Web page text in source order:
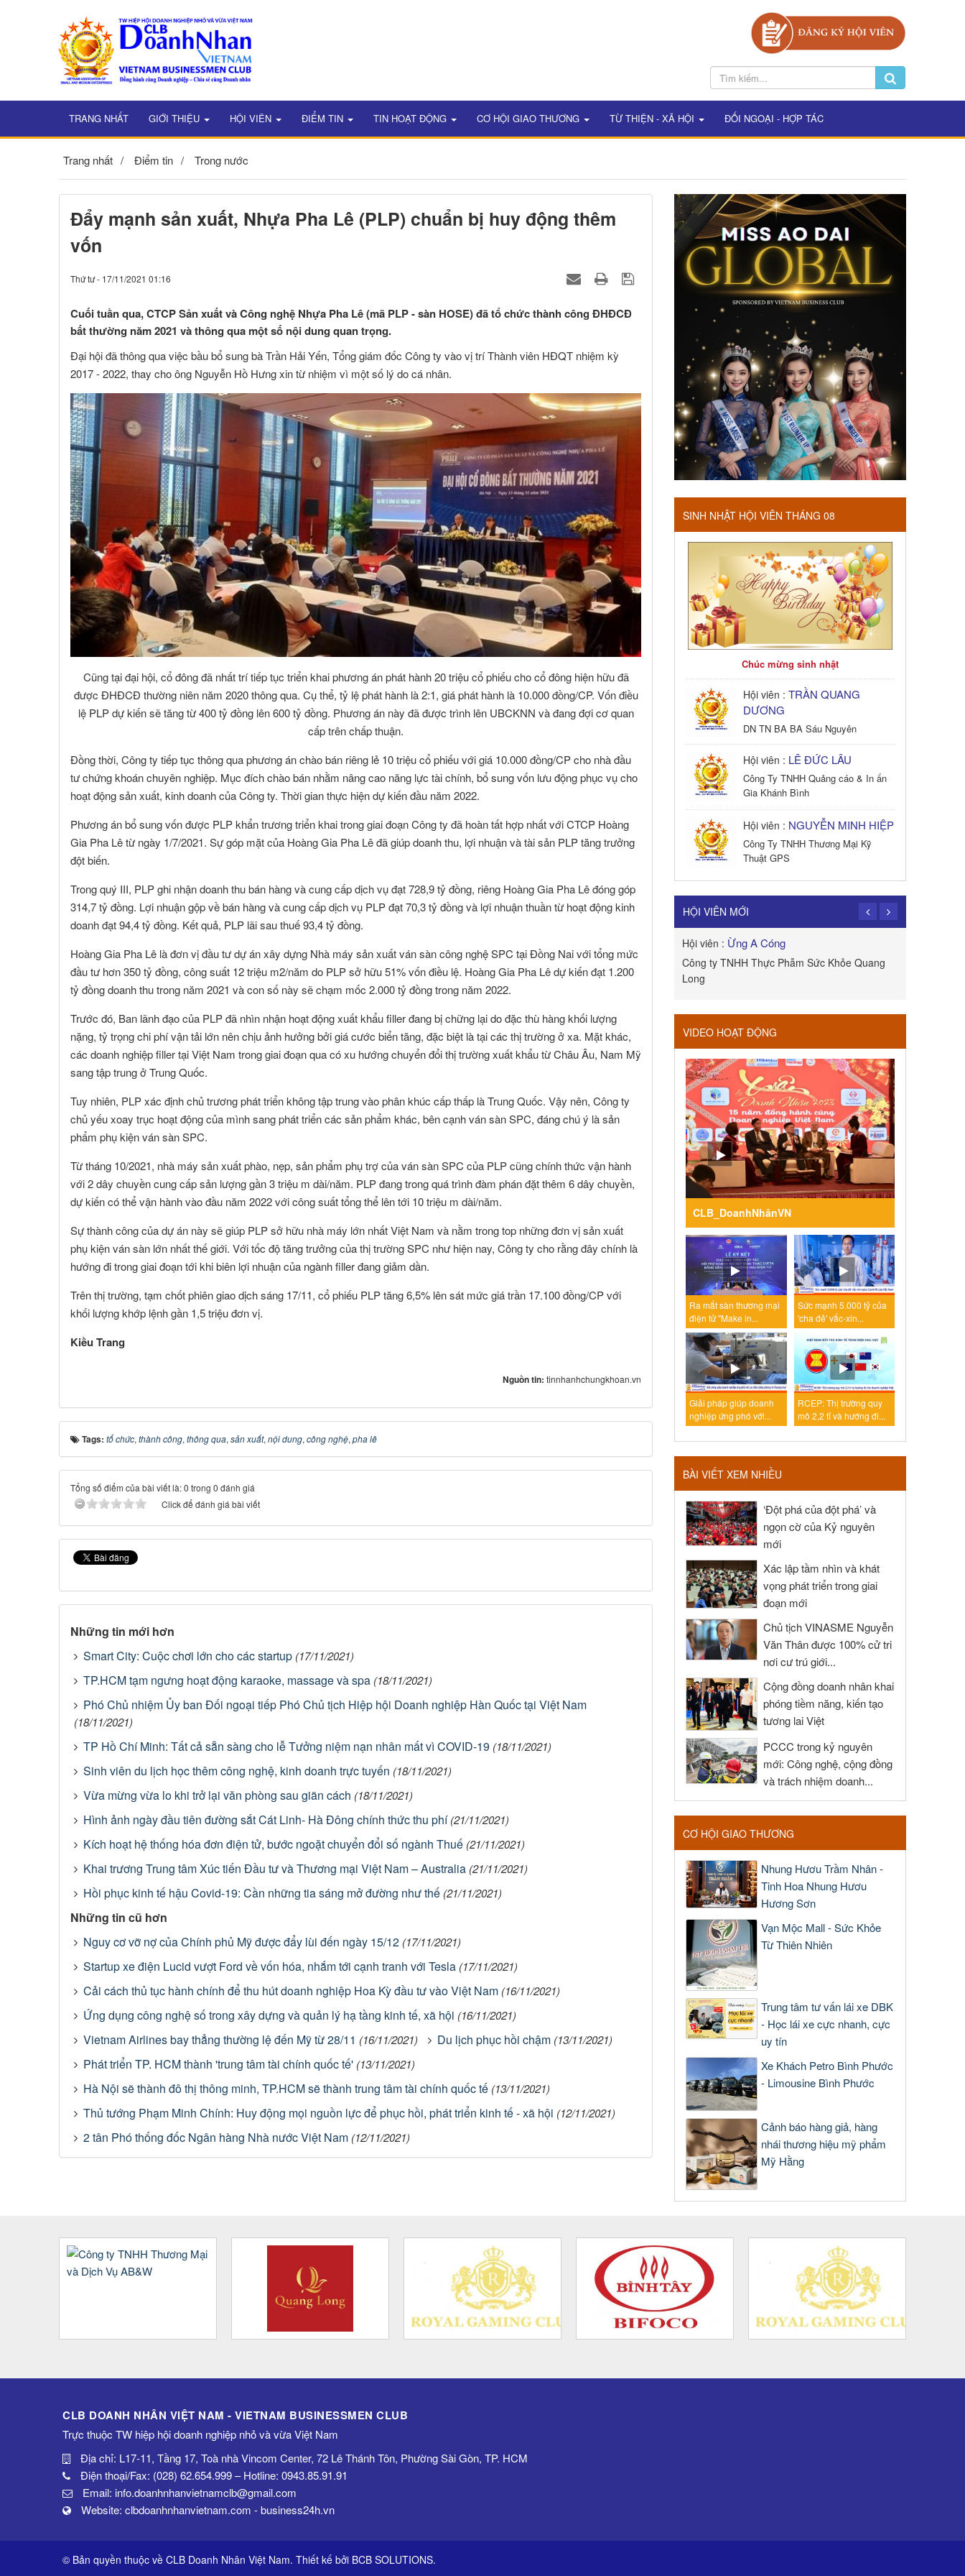
TRANG NHẤT GIỚI THIỆU HỘI VIÊN ĐIỂM TIN TIN HOẠT ĐỘNG CƠ HỘI GIAO THƯƠNG TỪ THIỆN - XÃ HỘI ĐỐI NGOẠI - HỢP TÁC
Trang nhất Điểm tin Trong nước
Đẩy mạnh sản xuất, Nhựa Pha Lê (PLP) chuẩn bị huy động thêm
vốn
Thứ tư - 17/11/2021 01:16
Cuối tuần qua, CTCP Sản xuất và Công nghệ Nhựa Pha Lê (mã PLP - sàn HOSE) đã tổ chức thành công ĐHĐCĐ
bất thường năm 2021 và thông qua một số nội dung quan trọng.
Đại hội đã thông qua việc bầu bổ sung bà Trần Hải Yến, Tổng giám đốc Công ty vào vị trí Thành viên HĐQT nhiệm kỳ
2017 - 2022, thay cho ông Nguyễn Hồ Hưng xin từ nhiệm vì một số lý do cá nhân.
Cũng tại đại hội, cổ đông đã nhất trí tiếp tục triển khai phương án phát hành 20 triệu cổ phiếu cho cổ đông hiện hữu đã
được ĐHĐCĐ thường niên năm 2020 thông qua. Cụ thể, tỷ lệ phát hành là 2:1, giá phát hành là 10.000 đồng/CP. Vốn điều
lệ PLP dự kiến sẽ tăng từ 400 tỷ đồng lên 600 tỷ đồng. Phương án này đã được trình lên UBCKNN và đang đợi cơ quan
cấp trên chấp thuận.
Đồng thời, Công ty tiếp tục thông qua phương án chào bán riêng lẻ 10 triệu cổ phiếu với giá 10.000 đồng/CP cho nhà đầu
tư chứng khoán chuyên nghiệp. Mục đích chào bán nhằm nâng cao năng lực tài chính, bổ sung vốn lưu động phục vụ cho
hoạt động sản xuất, kinh doanh của Công ty. Thời gian thực hiện dự kiến đầu năm 2022.
Phương án bổ sung vốn được PLP khẩn trương triển khai trong giai đoạn Công ty đã hoàn tất hợp nhất với CTCP Hoàng
Gia Pha Lê từ ngày 1/7/2021. Sự góp mặt của Hoàng Gia Pha Lê đã giúp doanh thu, lợi nhuận và tài sản PLP tăng trưởng
đột biến.
Trong quý III, PLP ghi nhận doanh thu bán hàng và cung cấp dịch vụ đạt 728,9 tỷ đồng, riêng Hoàng Gia Pha Lê đóng góp
314,7 tỷ đồng. Lợi nhuận gộp về bán hàng và cung cấp dịch vụ PLP đạt 70,3 tỷ đồng và lợi nhuận thuần từ hoạt động kinh
doanh đạt 94,4 tỷ đồng. Kết quả, PLP lãi sau thuế 93,4 tỷ đồng.
Hoàng Gia Pha Lê là đơn vị đầu tư dự án xây dựng Nhà máy sản xuất ván sàn công nghệ SPC tại Đồng Nai với tổng mức
đầu tư hơn 350 tỷ đồng, công suất 12 triệu m2/năm do PLP sở hữu 51% vốn điều lệ. Hoàng Gia Pha Lê dự kiến đạt 1.200
tỷ đồng doanh thu trong năm 2021 và con số này sẽ chạm mốc 2.000 tỷ đồng trong năm 2022.
Trước đó, Ban lãnh đạo của PLP đã nhìn nhận hoạt động xuất khẩu filler đang bị chững lại do đặc thù hàng khối lượng
nặng, tỷ trọng chi phí vận tải lớn nên chịu ảnh hưởng bởi giá cước biển tăng, đặc biệt là tại các thị trường ở xa. Mặt khác,
các doanh nghiệp filler tại Việt Nam trong giai đoạn qua có xu hướng chuyển đổi thị trường xuất khẩu từ Châu Âu, Nam Mỹ
sang tập trung ở Trung Quốc.
Tuy nhiên, PLP xác định chủ trương phát triển không tập trung vào phân khúc cấp thấp là Trung Quốc. Vậy nên, Công ty
chủ yếu xoay trục hoạt động của mình sang phát triển các sản phẩm khác, bên cạnh ván sàn SPC, đáng chú ý là sản
phẩm phụ kiện ván sàn SPC.
Từ tháng 10/2021, nhà máy sản xuất phào, nẹp, sản phẩm phụ trợ của ván sàn SPC của PLP cũng chính thức vận hành
với 2 dây chuyền cung cấp sản lượng gần 3 triệu m dài/năm. PLP đang trong quá trình đàm phán đặt thêm 6 dây chuyền,
dự kiến có thể vận hành vào đầu năm 2022 với công suất tổng thể lên tới 10 triệu m dài/năm.
Sự thành công của dự án này sẽ giúp PLP sở hữu nhà máy lớn nhất Việt Nam và nằm trong top những đơn vị sản xuất
phụ kiện ván sàn lớn nhất thế giới. Với tốc độ tăng trưởng của thị trường SPC như hiện nay, Công ty cho rằng đây chính là
hướng đi trong giai đoạn tới khi biên lợi nhuận của ngành filler đang giảm dần.
Trên thị trường, tạm chốt phiên giao dịch sáng 17/11, cổ phiếu PLP tăng 6,5% lên sát mức giá trần 17.100 đồng/CP với
khối lượng khớp lệnh gần 1,5 triệu đơn vị.
Kiều Trang
Nguồn tin:tinnhanhchungkhoan.vn
Tags: tổ chức, thành công, thông qua, sản xuất, nội dung, công nghệ, pha lê
Tổng số điểm của bài viết là: 0 trong 0 đánh giá
Click để đánh giá bài viết
Những tin mới hơn
Smart City: Cuộc chơi lớn cho các startup (17/11/2021)
TP.HCM tạm ngưng hoạt động karaoke, massage và spa (18/11/2021)
Phó Chủ nhiệm Ủy ban Đối ngoại tiếp Phó Chủ tịch Hiệp hội Doanh nghiệp Hàn Quốc tại Việt Nam
(18/11/2021)
TP Hồ Chí Minh: Tất cả sẵn sàng cho lễ Tưởng niệm nạn nhân mất vì COVID-19 (18/11/2021)
Sinh viên du lịch học thêm công nghệ, kinh doanh trực tuyến (18/11/2021)
Vừa mừng vừa lo khi trở lại văn phòng sau giãn cách (18/11/2021)
Hình ảnh ngày đầu tiên đường sắt Cát Linh- Hà Đông chính thức thu phí (21/11/2021)
Kích hoạt hệ thống hóa đơn điện tử, bước ngoặt chuyển đổi số ngành Thuế (21/11/2021)
Khai trương Trung tâm Xúc tiến Đầu tư và Thương mại Việt Nam – Australia (21/11/2021)
Hồi phục kinh tế hậu Covid-19: Cần những tia sáng mở đường như thế (21/11/2021)
Những tin cũ hơn
Nguy cơ vỡ nợ của Chính phủ Mỹ được đẩy lùi đến ngày 15/12 (17/11/2021)
Startup xe điện Lucid vượt Ford về vốn hóa, nhắm tới cạnh tranh với Tesla (17/11/2021)
Cải cách thủ tục hành chính để thu hút doanh nghiệp Hoa Kỳ đầu tư vào Việt Nam (16/11/2021)
Ứng dụng công nghệ số trong xây dựng và quản lý hạ tầng kinh tế, xã hội (16/11/2021)
Vietnam Airlines bay thẳng thường lệ đến Mỹ từ 28/11 (16/11/2021) Du lịch phục hồi chậm (13/11/2021)
Phát triển TP. HCM thành 'trung tâm tài chính quốc tế' (13/11/2021)
Hà Nội sẽ thành đô thị thông minh, TP.HCM sẽ thành trung tâm tài chính quốc tế (13/11/2021)
Thủ tướng Phạm Minh Chính: Huy động mọi nguồn lực để phục hồi, phát triển kinh tế - xã hội (12/11/2021)
2 tân Phó thống đốc Ngân hàng Nhà nước Việt Nam (12/11/2021)
SINH NHẬT HỘI VIÊN THÁNG 08
Chúc mừng sinh nhật
Hội viên :TRẦN QUANG
DƯƠNG
DN TN BA BA Sáu Nguyên
Hội viên : LÊ ĐỨC LÂU
Công Ty TNHH Quảng cáo & In ấn
Gia Khánh Bình
Hội viên : NGUYỄN MINH HIỆP
Công Ty TNHH Thương Mại Kỹ
Thuật GPS
PHONG
Công Ty TNHH Dịch vụ Cuộc Sống
Hạnh Phúc
HỘI VIÊN MỚI
Ty TNHH MTV Nhà Đất Cần Thơ 9999
Công Ty Cổ Phần Công Nghệ Năng Lượng
Toàn Cầu
Công ty TNHH Thương Mại và Dịch Vụ AB&W
Hội viên : Ừng A Cóng
Công ty TNHH Thực Phẫm Sức Khỏe Quang
Long
VIDEO HOẠT ĐỘNG
CLB_DoanhNhânVN
Ra mắt sàn thương mại
điện tử "Make in...
Sức mạnh 5.000 tỷ của
'cha đẻ' vắc-xin...
Giải pháp giúp doanh
nghiệp ứng phó với...
RCEP: Thị trường quy
mô 2,2 tỉ và hướng đi...
BÀI VIẾT XEM NHIỀU
‘Đột phá của đột phá’ và
ngọn cờ của Kỷ nguyên
mới
Xác lập tầm nhìn và khát
vọng phát triển trong giai
đoạn mới
Chủ tịch VINASME Nguyễn
Văn Thân được 100% cử tri
nơi cư trú giới...
Cộng đồng doanh nhân khai
phóng tiềm năng, kiến tạo
tương lai Việt
PCCC trong kỷ nguyên
mới: Công nghệ, cộng đồng
và trách nhiệm doanh...
CƠ HỘI GIAO THƯƠNG
Nhung Hươu Trầm Nhân -
Tinh Hoa Nhung Hươu
Hương Sơn
Vạn Mộc Mall - Sức Khỏe
Từ Thiên Nhiên
Trung tâm tư vấn lái xe DBK
- Học lái xe cực nhanh, cực
uy tín
Xe Khách Petro Bình Phước
- Limousine Bình Phước
Cảnh báo hàng giả, hàng
nhái thương hiệu mỹ phẩm
Mỹ Hằng
CLB DOANH NHÂN VIỆT NAM - VIETNAM BUSINESSMEN CLUB
Trực thuộc TW hiệp hội doanh nghiệp nhỏ và vừa Việt Nam
Địa chỉ: L17-11, Tầng 17, Toà nhà Vincom Center, 72 Lê Thánh Tôn, Phường Sài Gòn, TP. HCM
Điện thoại/Fax: (028) 62.654.999 – Hotline: 0943.85.91.91
Email: info.doanhnhanvietnamclb@gmail.com
Website: clbdoanhnhanvietnam.com - business24h.vn
© Bản quyền thuộc về CLB Doanh Nhân Việt Nam. Thiết kế bởi BCB SOLUTIONS.